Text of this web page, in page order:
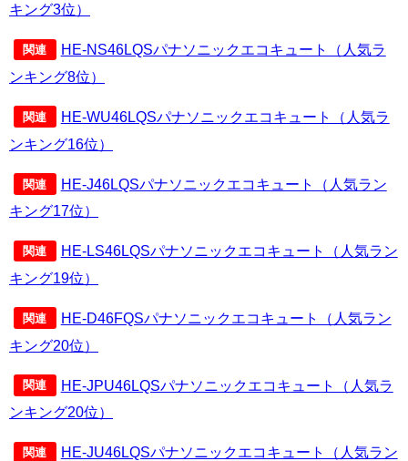
キング3位）
関連
HE-NS46LQSパナソニックエコキュート（人気ラ
ンキング8位）
関連
HE-WU46LQSパナソニックエコキュート（人気ラ
ンキング16位）
関連
HE-J46LQSパナソニックエコキュート（人気ラン
キング17位）
関連
HE-LS46LQSパナソニックエコキュート（人気ラン
キング19位）
関連
HE-D46FQSパナソニックエコキュート（人気ラン
キング20位）
関連
HE-JPU46LQSパナソニックエコキュート（人気ラ
ンキング20位）
関連
HE-JU46LQSパナソニックエコキュート（人気ラン